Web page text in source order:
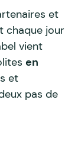
et
chaque jour
vient
en
et
pas de